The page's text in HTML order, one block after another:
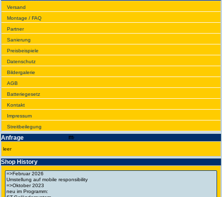
Versand
Montage / FAQ
Partner
Sanie­rung
Preis­beispiele
Daten­schutz
Bilder­galerie
AGB
Batte­rie­gesetz
Kontakt
Impres­sum
Streit­bei­legung
Anfrage
leer
Shop History